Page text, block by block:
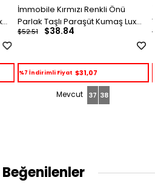
İmmobile Platin Renkli Önü Parlak
Taşlı Paraşüt Kumaş Lux Kadın
Spor Ayakkabı
$38.84
$52.51
%7 İndirimli Fiyat $31,07
40 36 39 38
Beğenilenler